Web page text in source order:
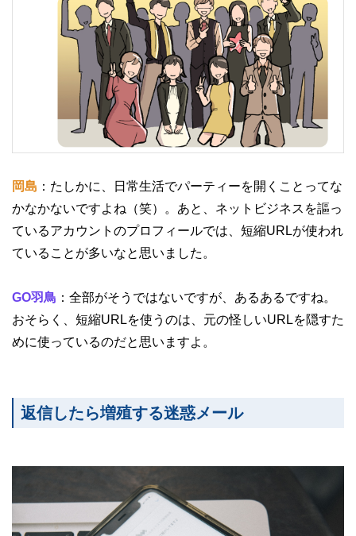
岡島 ：たしかに、日常生活でパーティーを開くことってな
かなかないですよね（笑）。あと、ネットビジネスを謳っ
ているアカウントのプロフィールでは、短縮URLが使われ
ていることが多いなと思いました。
GO羽鳥 ：全部がそうではないですが、あるあるですね。
おそらく、短縮URLを使うのは、元の怪しいURLを隠すた
めに使っているのだと思いますよ。
返信したら増殖する迷惑メール